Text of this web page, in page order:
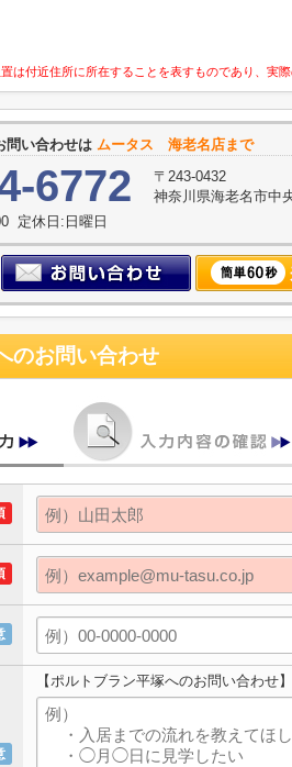
は付近住所に所在することを表すものであり、実
問い合わせは ムータス 海老名店まで
6772
〒243-0432
神奈川県海老名市中
定休日:日曜日
のお問い合わせ
【ポルトブラン平塚へのお問い合わせ】